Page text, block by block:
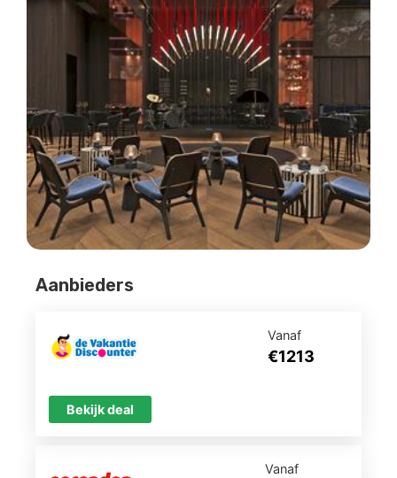
Aanbieders
Vanaf
€1213
Bekijk deal
Vanaf